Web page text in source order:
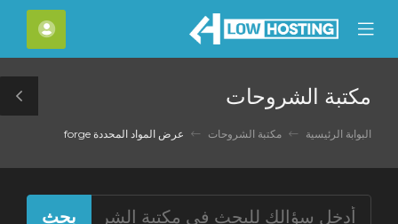
Mobile
Menu
مكتبة الشروحات
البوابة الرئيسية مكتبة الشروحات عرض المواد المحددة forge